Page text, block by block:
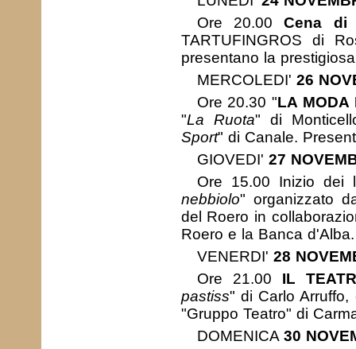
Ore 20.00Cena di
TARTUFINGROS di
presentano la
MERCOLEDI' 26
Ore 20.30 "LA MODA
"La Ruota" di
Sport" di Canale.
GIOVEDI' 27
Ore 15.00 Inizio dei
nebbiolo" organizzato
del Roero in
Roero e la Banca d'Alba.
VENERDI' 28
Ore 21.00 IL
pastiss" di Carlo Arruffo,
"Gruppo Teatro" di
DOMENICA 30